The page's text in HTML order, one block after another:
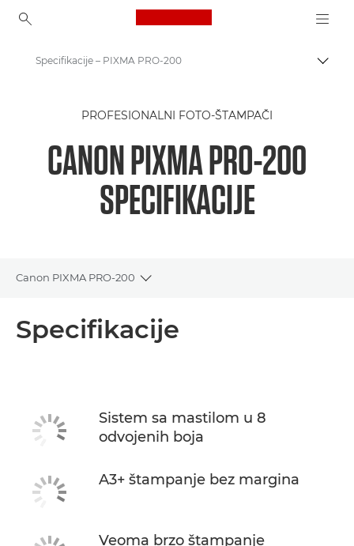
Canon Logo, back to
Canon štampači
Canon PIXMA PRO-200
Specifikacije – PIXMA PRO-200
PROFESIONALNI FOTO-ŠTAMPAČI
CANON PIXMA PRO-200
SPECIFIKACIJE
Canon PIXMA PRO-200
Toggle breadcrumbs
Specifikacije
Sistem sa mastilom u 8
odvojenih boja
A3+ štampanje bez margina
Veoma brzo štampanje